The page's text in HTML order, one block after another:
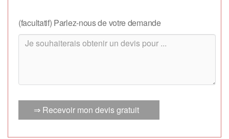
(facultatif) Parlez-nous de votre demande
⇒ Recevoir mon devis gratuit